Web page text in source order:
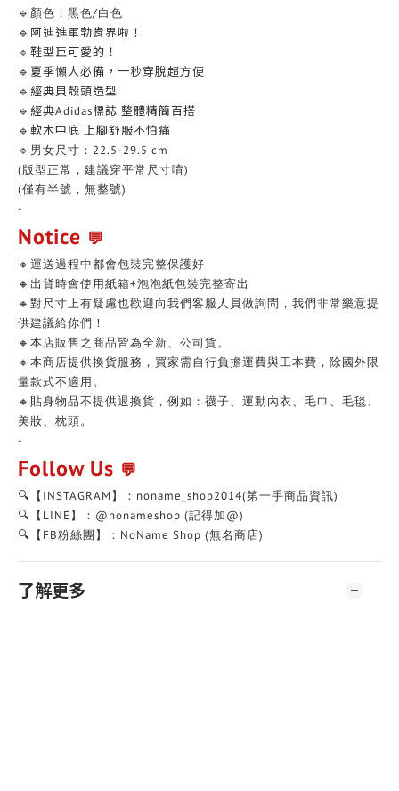
🔹 顏色：黑色/白色
🔹阿迪進軍勃肯界啦！
🔹 鞋型巨可愛的！
🔹夏季懶人必備，一秒穿脫超方便
🔹經典貝殼頭造型
🔹經典Adidas標誌 整體精簡百搭
🔹 軟木中底 上腳舒服不怕痛
🔹男女尺寸：22.5-29.5 cm
(版型正常，建議穿平常尺寸唷)
(僅有半號，無整號)
-
Notice 💬
🔸運送過程中都會包裝完整保護好
🔸出貨時會使用紙箱+泡泡紙包裝完整寄出
🔸對尺寸上有疑慮也歡迎向我們客服人員做詢問，我們非常樂意提
供建議給你們！
🔸本店販售之商品皆為全新、公司貨。
🔸本商店提供換貨服務，買家需自行負擔運費與工本費，除國外限
量款式不適用。
🔸貼身物品不提供退換貨，例如：襪子、運動內衣、毛巾、毛毯、
美妝、枕頭。
-
Follow Us 💬
🔍【INSTAGRAM】：noname_shop2014(第一手商品資訊)
🔍【LINE】：@nonameshop (記得加@)
🔍【FB粉絲團】：NoName Shop (無名商店)
了解更多